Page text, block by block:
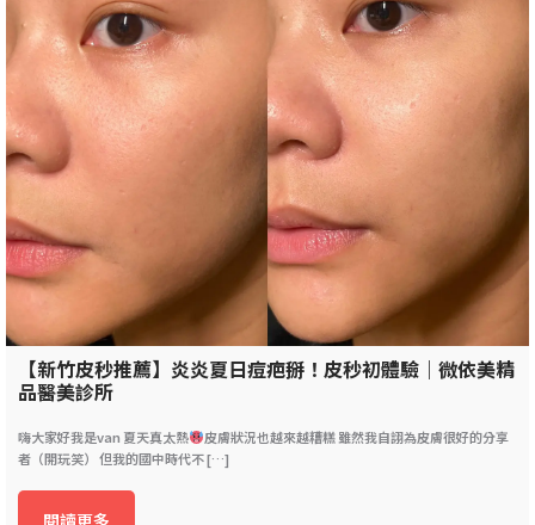
【新竹皮秒推薦】炎炎夏日痘疤掰！皮秒初體驗｜微依美精
品醫美診所
嗨大家好我是van 夏天真太熱
皮膚狀況也越來越糟糕 雖然我自詡為皮膚很好的分享
者（開玩笑） 但我的國中時代不 […]